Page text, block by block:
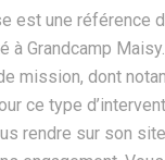
est une référence
à Grandcamp
mission, dont
ce type
rendre sur son